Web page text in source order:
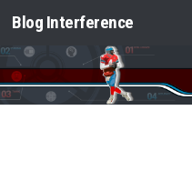
Saltar al contenido
Blog Interference